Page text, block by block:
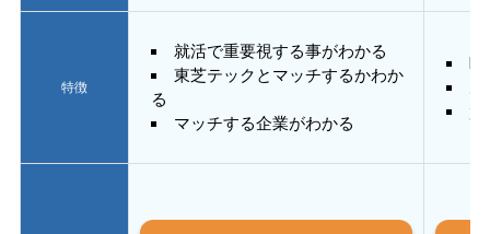
特徴
就活で重要視する事がわかる
東芝テックとマッチするかわか
る
マッチする企業がわかる
質